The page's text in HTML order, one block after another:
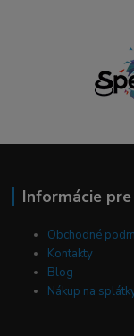
Informácie
Obchodné
Kontakty
Blog
Nákup na